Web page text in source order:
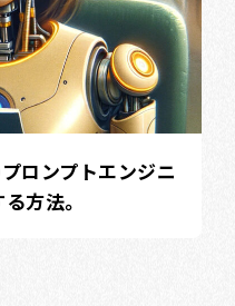
ロンプトエンジニ
方法。